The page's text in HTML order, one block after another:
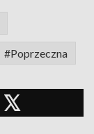
#Poprzeczna